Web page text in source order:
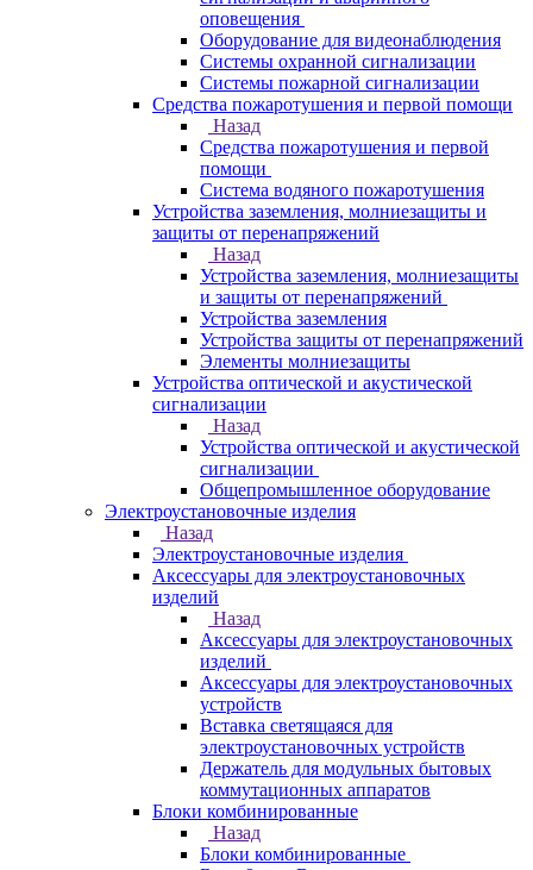
оповещения
Оборудование для видеонаблюдения
Системы охранной сигнализации
Системы пожарной сигнализации
Средства пожаротушения и первой помощи
Назад
Средства пожаротушения и первой
помощи
Система водяного пожаротушения
Устройства заземления, молниезащиты и
защиты от перенапряжений
Назад
Устройства заземления, молниезащиты
и защиты от перенапряжений
Устройства заземления
Устройства защиты от перенапряжений
Элементы молниезащиты
Устройства оптической и акустической
сигнализации
Назад
Устройства оптической и акустической
сигнализации
Общепромышленное оборудование
Электроустановочные изделия
Назад
Электроустановочные изделия
Аксессуары для электроустановочных
изделий
Назад
Аксессуары для электроустановочных
изделий
Аксессуары для электроустановочных
устройств
Вставка светящаяся для
электроустановочных устройств
Держатель для модульных бытовых
коммутационных аппаратов
Блоки комбинированные
Назад
Блоки комбинированные